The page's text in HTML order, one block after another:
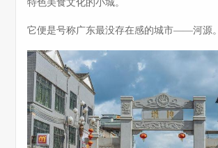
特色美食文化的小城。
它便是号称广东最没存在感的城市——河源。